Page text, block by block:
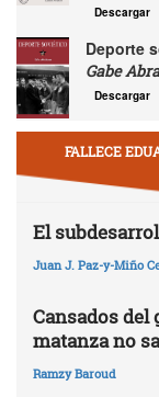
Descargar
Deporte
Gabe
Descargar
FALLECE
El
Juan J. Paz-y-Miño
Cansados del
matanza no
Ramzy Baroud